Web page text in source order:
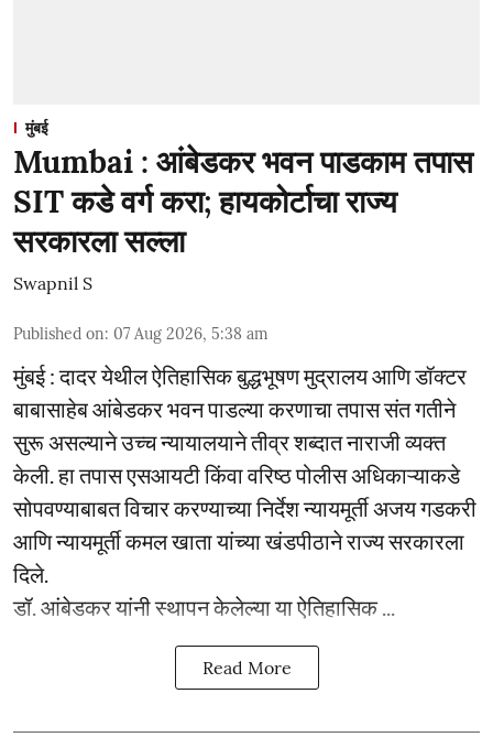
मुंबई
Mumbai : आंबेडकर भवन पाडकाम तपास
SIT कडे वर्ग करा; हायकोर्टाचा राज्य
सरकारला सल्ला
Swapnil S
Published on: 07 Aug 2026, 5:38 am
मुंबई : दादर येथील ऐतिहासिक बुद्धभूषण मुद्रालय आणि डॉक्टर
बाबासाहेब आंबेडकर भवन पाडल्या करणाचा तपास संत गतीने
सुरू असल्याने उच्च न्यायालयाने तीव्र शब्दात नाराजी व्यक्त
केली. हा तपास एसआयटी किंवा वरिष्ठ पोलीस अधिकाऱ्याकडे
सोपवण्याबाबत विचार करण्याच्या निर्देश न्यायमूर्ती अजय गडकरी
आणि न्यायमूर्ती कमल खाता यांच्या खंडपीठाने राज्य सरकारला
दिले.
डॉ. आंबेडकर यांनी स्थापन केलेल्या या ऐतिहासिक ...
Read More